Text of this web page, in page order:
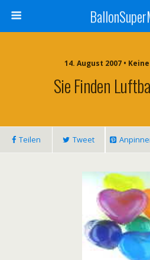
14. August 2007 •
Sie Finden
Teilen Tweet